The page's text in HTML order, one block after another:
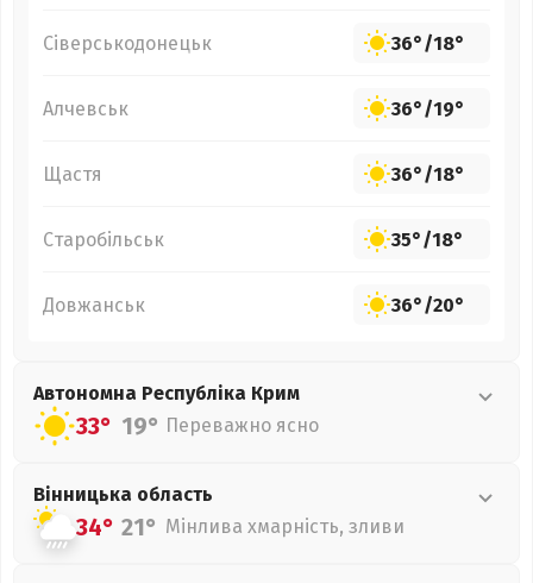
Сіверськодонецьк 36°/18°
Алчевськ 36°/19°
Щастя 36°/18°
Старобільськ 35°/18°
Довжанськ 36°/20°
Автономна Республіка Крим
33° 19° Переважно ясно
Вінницька область
34° 21° Мінлива хмарність, зливи